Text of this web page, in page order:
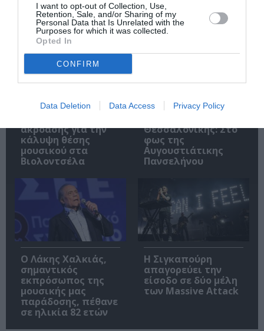
I want to opt-out of Collection, Use,
Retention, Sale, and/or Sharing of my
Personal Data that Is Unrelated with the
Purposes for which it was collected.
Opted In
CONFIRM
Data Deletion Data Access Privacy Policy
Σχετικά Άρθρα
Εθνική Λυρική
ακρόασης για την
κάλυψη θέσης
μουσικού στα
Βιολοντσέλα
Αρχαιολογικό
Θεσσαλονίκης: Στο
φως της
Αυγουστιάτικης
Πανσελήνου
Ο Λάκης Χαλκιάς,
σημαντικός
εκπρόσωπος της
μουσικής μας
παράδοσης, πέθανε
σε ηλικία 82 ετών
Η Σιγκαπούρη
απαγορεύει την
είσοδο σε δύο μέλη
των Massive Attack